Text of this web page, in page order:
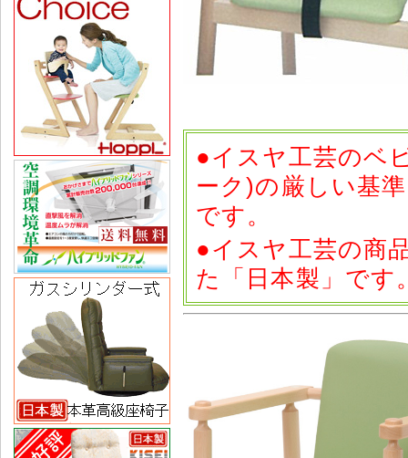
●イスヤ工芸のベ
ーク)の厳しい基
です。
●イスヤ工芸の商
た「日本製」です